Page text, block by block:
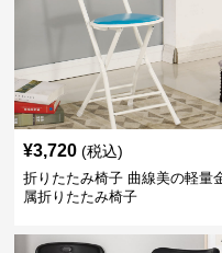
¥3,720 (税込)
折りたたみ椅子 曲線美の軽量
属折りたたみ椅子